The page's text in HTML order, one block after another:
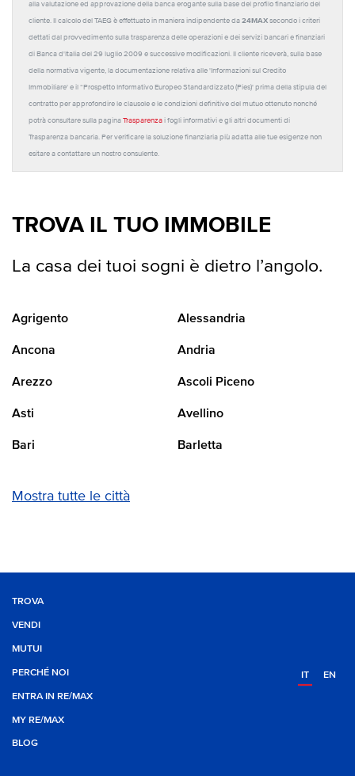
alla valutazione ed approvazione della banca erogante sulla base del profilo finanziario del
cliente. Il calcolo del TAEG è effettuato in maniera indipendente da 24MAX secondo i criteri
dettati dal provvedimento sulla trasparenza delle operazioni e dei servizi bancari e finanziari
di Banca d'Italia del 29 luglio 2009 e successive modificazioni. Il cliente riceverà, sulla base
della normativa vigente, la documentazione relativa alle 'Informazioni sul Credito
Immobiliare' e il “Prospetto Informativo Europeo Standardizzato (Pies)' prima della stipula del
contratto per approfondire le clausole e le condizioni definitive del mutuo ottenuto nonché
potrà consultare sulla pagina Trasparenza i fogli informativi e gli altri documenti di
Trasparenza bancaria. Per verificare la soluzione finanziaria più adatta alle tue esigenze non
esitare a contattare un nostro consulente.
TROVA IL TUO IMMOBILE
La casa dei tuoi sogni è dietro l’angolo.
Agrigento Alessandria
Ancona Andria
Arezzo Ascoli Piceno
Asti Avellino
Bari Barletta
Mostra tutte le città
TROVA
VENDI
MUTUI
PERCHÉ NOI
ENTRA IN RE/MAX
MY RE/MAX
BLOG
IT EN